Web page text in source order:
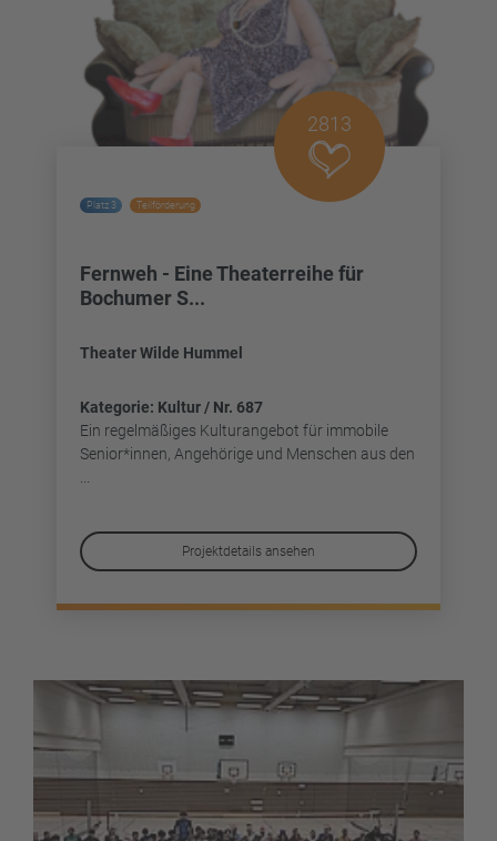
2813
Platz 3 Teilförderung
Fernweh - Eine Theaterreihe für
Bochumer S...
Theater Wilde Hummel
Kategorie: Kultur / Nr. 687
Ein regelmäßiges Kulturangebot für immobile
Senior*innen, Angehörige und Menschen aus den
Projektdetails ansehen